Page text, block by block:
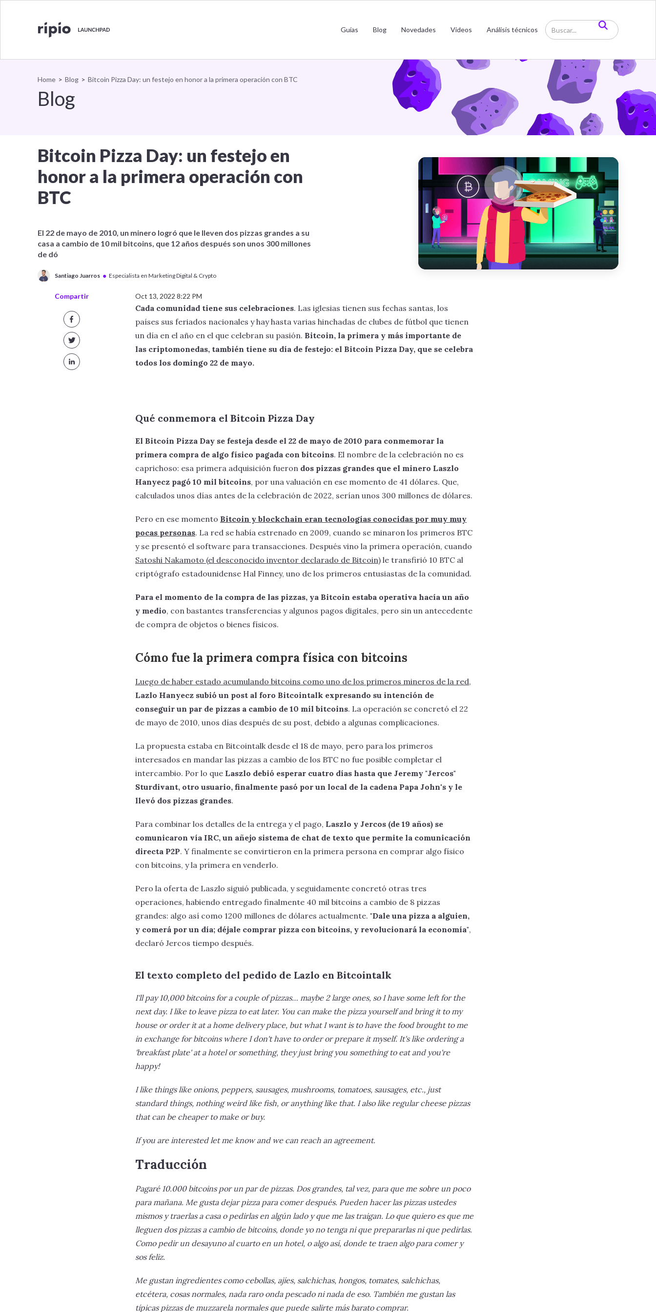
Volver al inicio
operación con BTC
Guías Blog Novedades Videos Análisis técnicos
Home > Blog > Bitcoin Pizza Day: un festejo en honor a la primera operación con BTC
Blog
Bitcoin Pizza Day: un festejo en
honor a la primera operación con
BTC
El 22 de mayo de 2010, un minero logró que le lleven dos pizzas grandes a su
casa a cambio de 10 mil bitcoins, que 12 años después son unos 300 millones
de dó
Santiago Juarros ● Especialista en Marketing Digital & Crypto
Compartir Oct 13, 2022 8:22 PM
Cada comunidad tiene sus celebraciones. Las iglesias tienen sus fechas santas, los
países sus feriados nacionales y hay hasta varias hinchadas de clubes de fútbol que tienen
un día en el año en el que celebran su pasión. Bitcoin, la primera y más importante de
las criptomonedas, también tiene su día de festejo: el Bitcoin Pizza Day, que se celebra
todos los domingo 22 de mayo.
Qué conmemora el Bitcoin Pizza Day
El Bitcoin Pizza Day se festeja desde el 22 de mayo de 2010 para conmemorar la
primera compra de algo físico pagada con bitcoins. El nombre de la celebración no es
caprichoso: esa primera adquisición fueron dos pizzas grandes que el minero Laszlo
Hanyecz pagó 10 mil bitcoins, por una valuación en ese momento de 41 dólares. Que,
calculados unos días antes de la celebración de 2022, serían unos 300 millones de dólares.
Pero en ese momento Bitcoin y blockchain eran tecnologías conocidas por muy muy
pocas personas. La red se había estrenado en 2009, cuando se minaron los primeros BTC
y se presentó el software para transacciones. Después vino la primera operación, cuando
Satoshi Nakamoto (el desconocido inventor declarado de Bitcoin) le transfirió 10 BTC al
criptógrafo estadounidense Hal Finney, uno de los primeros entusiastas de la comunidad.
Para el momento de la compra de las pizzas, ya Bitcoin estaba operativa hacía un año
y medio, con bastantes transferencias y algunos pagos digitales, pero sin un antecedente
de compra de objetos o bienes físicos.
Cómo fue la primera compra física con bitcoins
Luego de haber estado acumulando bitcoins como uno de los primeros mineros de la red,
Lazlo Hanyecz subió un post al foro Bitcointalk expresando su intención de
conseguir un par de pizzas a cambio de 10 mil bitcoins. La operación se concretó el 22
de mayo de 2010, unos días después de su post, debido a algunas complicaciones.
La propuesta estaba en Bitcointalk desde el 18 de mayo, pero para los primeros
interesados en mandar las pizzas a cambio de los BTC no fue posible completar el
intercambio. Por lo que Laszlo debió esperar cuatro días hasta que Jeremy "Jercos"
Sturdivant, otro usuario, finalmente pasó por un local de la cadena Papa John's y le
llevó dos pizzas grandes.
Para combinar los detalles de la entrega y el pago, Laszlo y Jercos (de 19 años) se
comunicaron vía IRC, un añejo sistema de chat de texto que permite la comunicación
directa P2P. Y finalmente se convirtieron en la primera persona en comprar algo físico
con bitcoins, y la primera en venderlo.
Pero la oferta de Laszlo siguió publicada, y seguidamente concretó otras tres
operaciones, habiendo entregado finalmente 40 mil bitcoins a cambio de 8 pizzas
grandes: algo así como 1200 millones de dólares actualmente. "Dale una pizza a alguien,
y comerá por un día; déjale comprar pizza con bitcoins, y revolucionará la economía",
declaró Jercos tiempo después.
El texto completo del pedido de Lazlo en Bitcointalk
I'll pay 10,000 bitcoins for a couple of pizzas… maybe 2 large ones, so I have some left for the
next day. I like to leave pizza to eat later. You can make the pizza yourself and bring it to my
house or order it at a home delivery place, but what I want is to have the food brought to me
in exchange for bitcoins where I don't have to order or prepare it myself. It's like ordering a
'breakfast plate' at a hotel or something, they just bring you something to eat and you're
happy!
I like things like onions, peppers, sausages, mushrooms, tomatoes, sausages, etc., just
standard things, nothing weird like fish, or anything like that. I also like regular cheese pizzas
that can be cheaper to make or buy.
If you are interested let me know and we can reach an agreement.
Traducción
Pagaré 10.000 bitcoins por un par de pizzas. Dos grandes, tal vez, para que me sobre un poco
para mañana. Me gusta dejar pizza para comer después. Pueden hacer las pizzas ustedes
mismos y traerlas a casa o pedirlas en algún lado y que me las traigan. Lo que quiero es que me
lleguen dos pizzas a cambio de bitcoins, donde yo no tenga ni que prepararlas ni que pedirlas.
Como pedir un desayuno al cuarto en un hotel, o algo así, donde te traen algo para comer y
sos feliz.
Me gustan ingredientes como cebollas, ajíes, salchichas, hongos, tomates, salchichas,
etcétera, cosas normales, nada raro onda pescado ni nada de eso. También me gustan las
típicas pizzas de muzzarela normales que puede salirte más barato comprar.